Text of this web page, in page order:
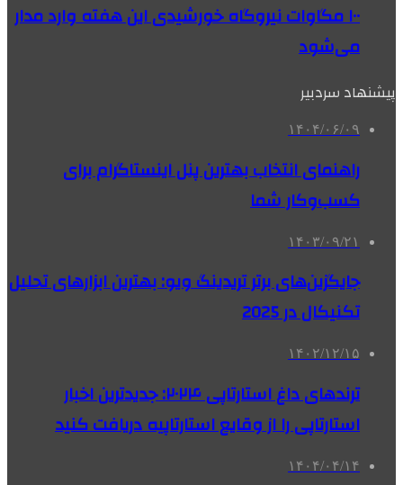
۱۰۰ مگاوات نیروگاه‌ خورشیدی این هفته وارد مدار
می‌شود
پیشنهاد سردبیر
۱۴۰۴/۰۶/۰۹
راهنمای انتخاب بهترین پنل اینستاگرام برای
کسب‌وکار شما
۱۴۰۳/۰۹/۲۱
جایگزین‌های برتر تریدینگ ویو: بهترین ابزارهای تحلیل
تکنیکال در 2025
۱۴۰۲/۱۲/۱۵
ترندهای داغ استارتاپی ۲۰۲۴: جدیدترین اخبار
استارتاپی را از وقایع استارتاپیه دریافت کنید
۱۴۰۴/۰۴/۱۴